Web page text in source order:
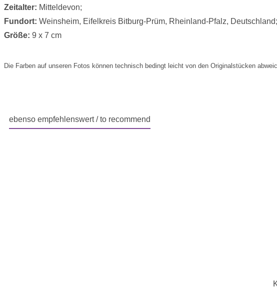
Zeitalter: Mitteldevon;
Fundort: Weinsheim, Eifelkreis Bitburg-Prüm, Rheinland-Pfalz, Deutschland;
Größe: 9 x 7 cm
Die Farben auf unseren Fotos können technisch bedingt leicht von den Originalstücken
ebenso empfehlenswert / to recommend